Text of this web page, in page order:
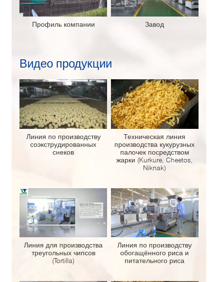
Профиль компании Завод
Видео продукции
Линия по производству
соэкструдированных
снеков
Техническая линия
производства кукурузных
палочек посредством
жарки (Kurkure, Cheetos,
Niknak)
Линия для производства
треугольных чипсов
(Tortilla)
Линия по производству
обогащённого риса и
питательного риса